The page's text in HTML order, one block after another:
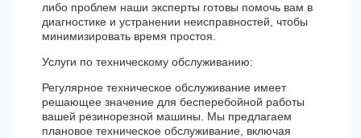
либо проблем наши эксперты готовы помочь вам в
диагностике и устранении неисправностей, чтобы
минимизировать время простоя.
Услуги по техническому обслуживанию:
Регулярное техническое обслуживание имеет
решающее значение для бесперебойной работы
вашей резинорезной машины. Мы предлагаем
плановое техническое обслуживание, включая